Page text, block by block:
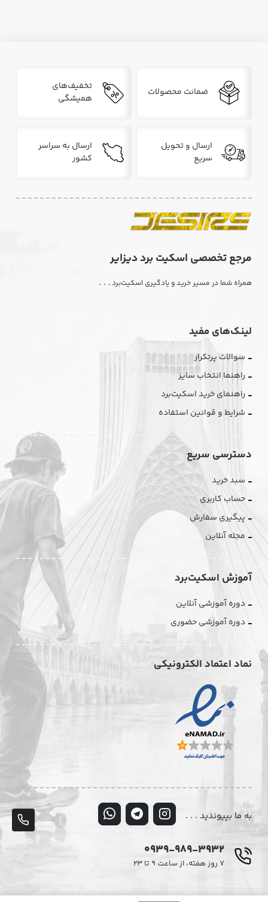
ضمانت محصولات
تخفیف‌های
همیشگی
ارسال و تحویل
سریع
ارسال به سراسر
کشور
مرجع تخصصی اسکیت برد دیزایر
همراه شما در مسیر خرید و یادگیری اسکیت‌برد. . .
لینک‌های مفید
سوالات پرتکرار
راهنما انتخاب سایز
راهنمای خرید اسکیت‌برد
شرایط و قوانین استفاده
دسترسی سریع
سبد خرید
حساب کاربری
پیگیری سفارش
مجله آنلاین
آموزش اسکیت‌برد
دوره آموزشی آنلاین
دوره آموزشی حضوری
نماد اعتماد الکترونیکی
به ما بپیوندید . . .
0939-989-3932
۷ روز هفته، از ساعت ۹ تا ۲۳